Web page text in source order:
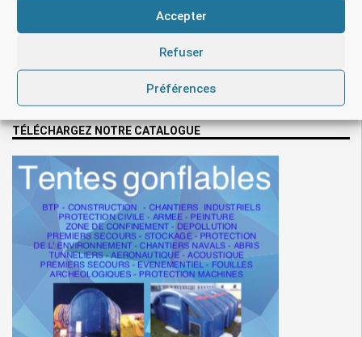
Accepter
Refuser
Préférences
Régie TV, cinéma et spectacle
Tente capitonnée: réduction de bruit
Barnum gonflable publicitaire
Tentes pliables avec armatures métalliques
TÉLÉCHARGEZ NOTRE CATALOGUE